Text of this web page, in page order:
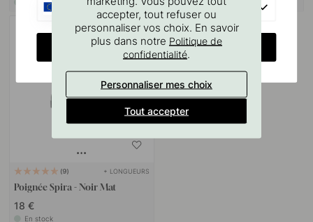
En stock En stock
9 + LONGUEURS
Poignée Spira - Noir Mat
18 €
En stock
accepter, tout refuser ou
personnaliser vos choix. En savoir
plus dans notre Politique de
confidentialité.
Personnaliser mes choix
Tout accepter
CHANGE COUNTRY